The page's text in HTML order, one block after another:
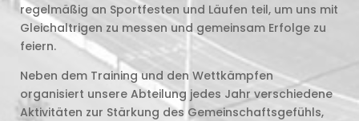
regelmäßig an Sportfesten und Läufen teil, um uns mit
Gleichaltrigen zu messen und gemeinsam Erfolge zu
feiern.
Neben dem Training und den Wettkämpfen
organisiert unsere Abteilung jedes Jahr verschiedene
Aktivitäten zur Stärkung des Gemeinschaftsgefühls,